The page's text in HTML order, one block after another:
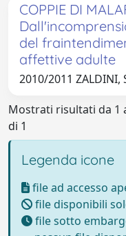
COPPIE DI
del
affettive adulte
2010/2011 ZALDINI,
Mostrati risultati da 1
di 1
Legenda icone
file ad accesso
file disponibili
file sotto